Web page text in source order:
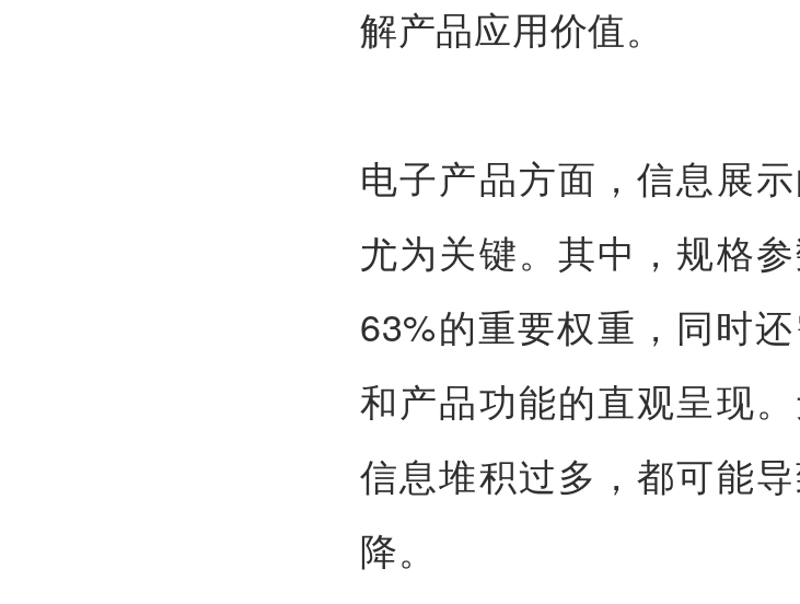
解产品应用价值。
电子产品方面，信息展
尤为关键。其中，规格
63%的重要权重，同时
和产品功能的直观呈现
信息堆积过多，都可能
降。